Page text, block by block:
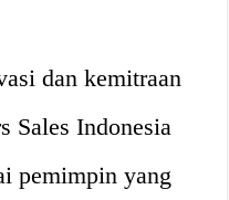
dan kemitraan
Sales Indonesia
pemimpin yang